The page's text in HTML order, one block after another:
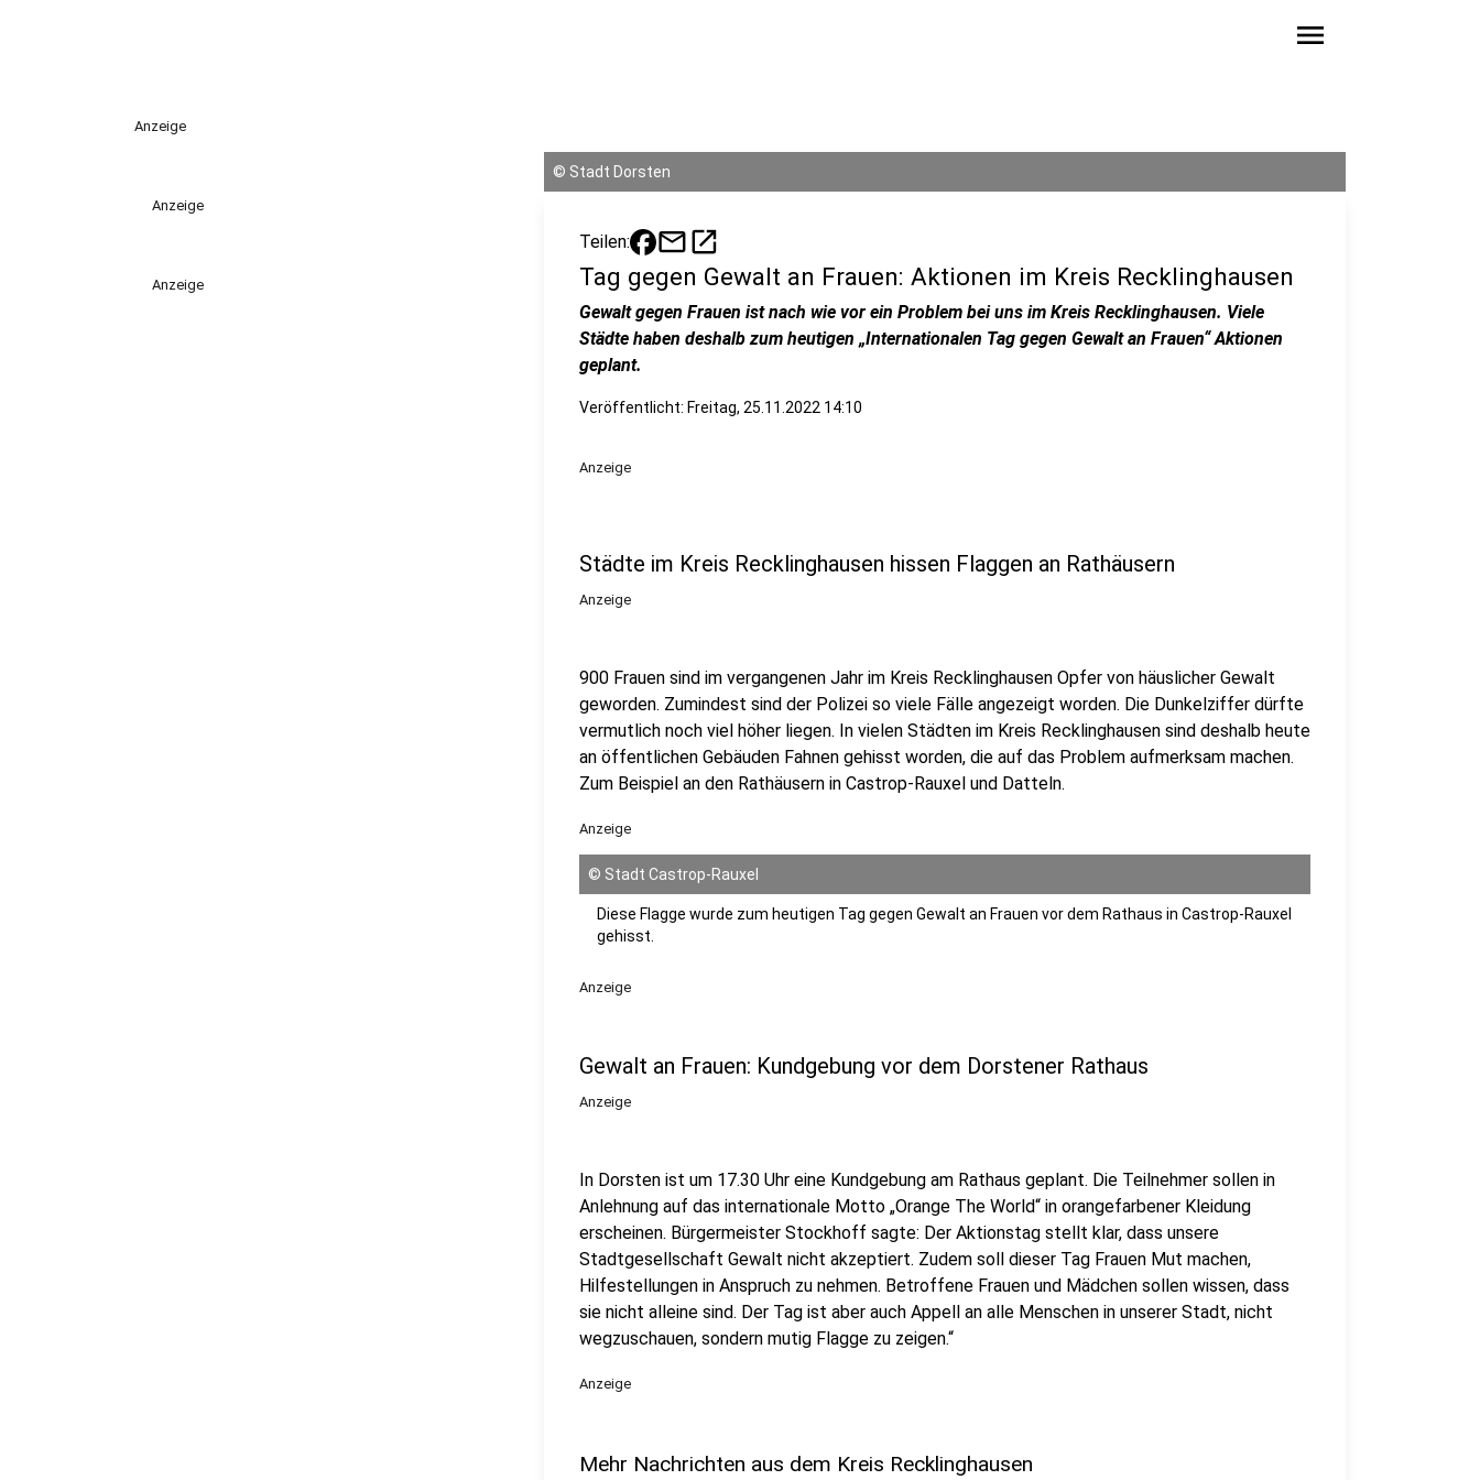
menu
Anzeige
Anzeige
Anzeige
© Stadt Dorsten
Teilen: mailopen_in_new
Tag gegen Gewalt an Frauen: Aktionen im Kreis Recklinghausen
Gewalt gegen Frauen ist nach wie vor ein Problem bei uns im Kreis Recklinghausen. Viele
Städte haben deshalb zum heutigen „Internationalen Tag gegen Gewalt an Frauen“ Aktionen
geplant.
Veröffentlicht: Freitag, 25.11.2022 14:10
Anzeige
Städte im Kreis Recklinghausen hissen Flaggen an Rathäusern
Anzeige
900 Frauen sind im vergangenen Jahr im Kreis Recklinghausen Opfer von häuslicher Gewalt
geworden. Zumindest sind der Polizei so viele Fälle angezeigt worden. Die Dunkelziffer dürfte
vermutlich noch viel höher liegen. In vielen Städten im Kreis Recklinghausen sind deshalb heute
an öffentlichen Gebäuden Fahnen gehisst worden, die auf das Problem aufmerksam machen.
Zum Beispiel an den Rathäusern in Castrop-Rauxel und Datteln.
Anzeige
© Stadt Castrop-Rauxel
Diese Flagge wurde zum heutigen Tag gegen Gewalt an Frauen vor dem Rathaus in Castrop-Rauxel
gehisst.
Anzeige
Gewalt an Frauen: Kundgebung vor dem Dorstener Rathaus
Anzeige
In Dorsten ist um 17.30 Uhr eine Kundgebung am Rathaus geplant. Die Teilnehmer sollen in
Anlehnung auf das internationale Motto „Orange The World“ in orangefarbener Kleidung
erscheinen. Bürgermeister Stockhoff sagte: Der Aktionstag stellt klar, dass unsere
Stadtgesellschaft Gewalt nicht akzeptiert. Zudem soll dieser Tag Frauen Mut machen,
Hilfestellungen in Anspruch zu nehmen. Betroffene Frauen und Mädchen sollen wissen, dass
sie nicht alleine sind. Der Tag ist aber auch Appell an alle Menschen in unserer Stadt, nicht
wegzuschauen, sondern mutig Flagge zu zeigen.“
Anzeige
Mehr Nachrichten aus dem Kreis Recklinghausen